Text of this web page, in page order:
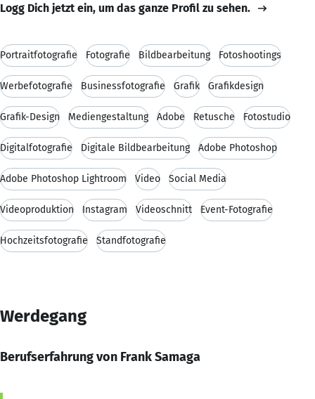
Logg Dich jetzt ein, um das ganze Profil zu sehen.
Portraitfotografie Fotografie Bildbearbeitung Fotoshootings
Werbefotografie Businessfotografie Grafik Grafikdesign
Grafik-Design Mediengestaltung Adobe Retusche Fotostudio
Digitalfotografie Digitale Bildbearbeitung Adobe Photoshop
Adobe Photoshop Lightroom Video Social Media
Videoproduktion Instagram Videoschnitt Event-Fotografie
Hochzeitsfotografie Standfotografie
Werdegang
Berufserfahrung von Frank Samaga